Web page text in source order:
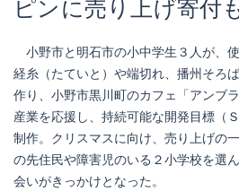
ピンに売り上げ寄付
小野市と明石市の小中学生３人が、
経糸（たていと）や端切れ、播州そろ
作り、小野市黒川町のカフェ「アンブ
産業を応援し、持続可能な開発目標（
制作。クリスマスに向け、売り上げの
の先住民や障害児のいる２小学校を選
会いがきっかけとなった。